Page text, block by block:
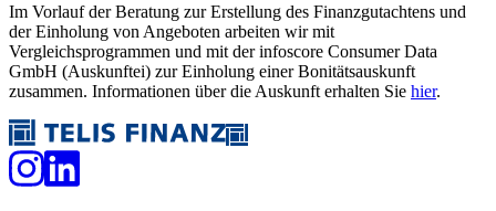
Im Vorlauf der Beratung zur Erstellung des Finanzgutachtens und
der Einholung von Angeboten arbeiten wir mit
Vergleichsprogrammen und mit der infoscore Consumer Data
GmbH (Auskunftei) zur Einholung einer Bonitätsauskunft
zusammen. Informationen über die Auskunft erhalten Sie hier.